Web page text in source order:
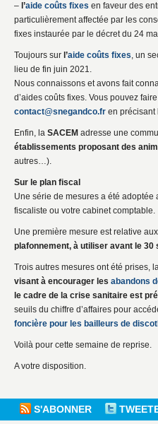
– l’aide coûts fixes en faveur des
particulièrement affectée par les
fixes instaurée par le décret du 24
Toujours sur l’aide coûts fixes, un
lieu de fin juin 2021.
Nous connaissons et avons fait
d’aides coûts fixes. Vous pouvez
contact@snegandco.fr en précisant
Enfin, la SACEM adresse une
établissements proposant des
autres…).
Sur le plan fiscal
Une série de mesures a été
fiscaliste ou votre cabinet comptable.
Une première mesure est relative aux
plafonnement, à utiliser avant le 30
Trois autres mesures ont été prises,
visant à encourager les abandons
le cadre de la crise sanitaire est
seuils du chiffre d’affaires pour
foncière pour les bailleurs de
Voilà pour cette semaine de reprise.
A votre disposition.
S'ABONNER